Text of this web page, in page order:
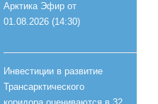
Арктика Эфир от
01.08.2026 (14:30)
Инвестиции в развитие
Трансарктического